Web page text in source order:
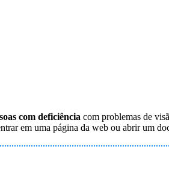
com deficiência com problemas de
em uma página da web ou abrir um